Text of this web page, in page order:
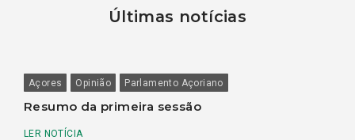
Últimas notícias
Açores Opinião Parlamento Açoriano
Resumo da primeira sessão
LER NOTÍCIA